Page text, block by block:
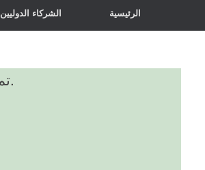
الشركاء الدوليين الرئيسية
تم قتل إيمان سامي مغديد (20 عامًا) برصاصة من قبل شقيقها (17 عامًا) بسبب ارتدائها للملابس المختصرة على تيك توك.